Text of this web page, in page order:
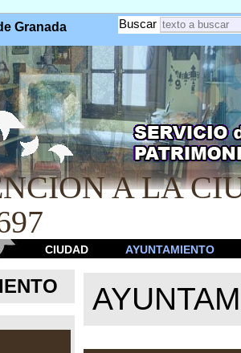
Granada Buscar
A LA
CIUDAD AYUNTAMIENTO